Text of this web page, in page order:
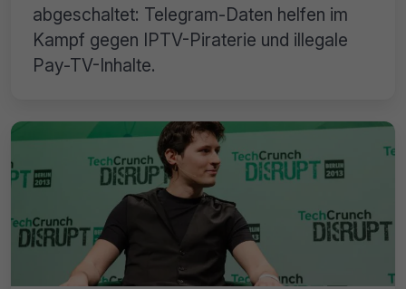
abgeschaltet: Telegram-Daten helfen im
Kampf gegen IPTV-Piraterie und illegale
Pay-TV-Inhalte.